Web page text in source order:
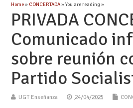
Home» CONCERTADA» You are reading »
PRIVADA
Comunicado
sobre reunión
Partido
UGT Enseñanza 24/04/2025